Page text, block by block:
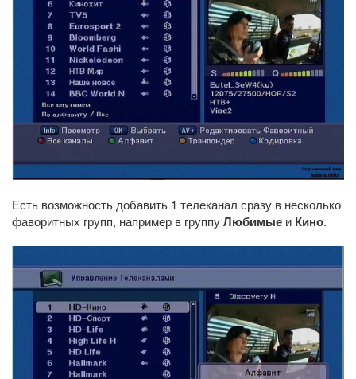
Есть возможность добавить 1 телеканал сразу в несколько
фаворитных групп, например в группуЛюбимые и Кино.